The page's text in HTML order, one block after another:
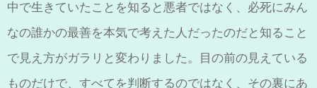
中で生きていたことを知ると悪者ではなく、必死にみん
なの誰かの最善を本気で考えた人だったのだと知ること
で見え方がガラリと変わりました。目の前の見えている
ものだけで、すべてを判断するのではなく、その裏にあ